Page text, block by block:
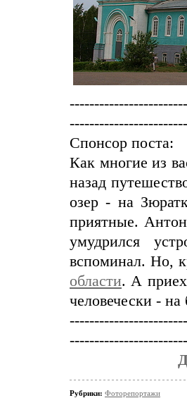
Спонсор поста:
Как многие из
назад
озер - на
приятные.
умудрился
вспоминал. Но,
области. А
человечески -
Рубрики: Фоторепортажи